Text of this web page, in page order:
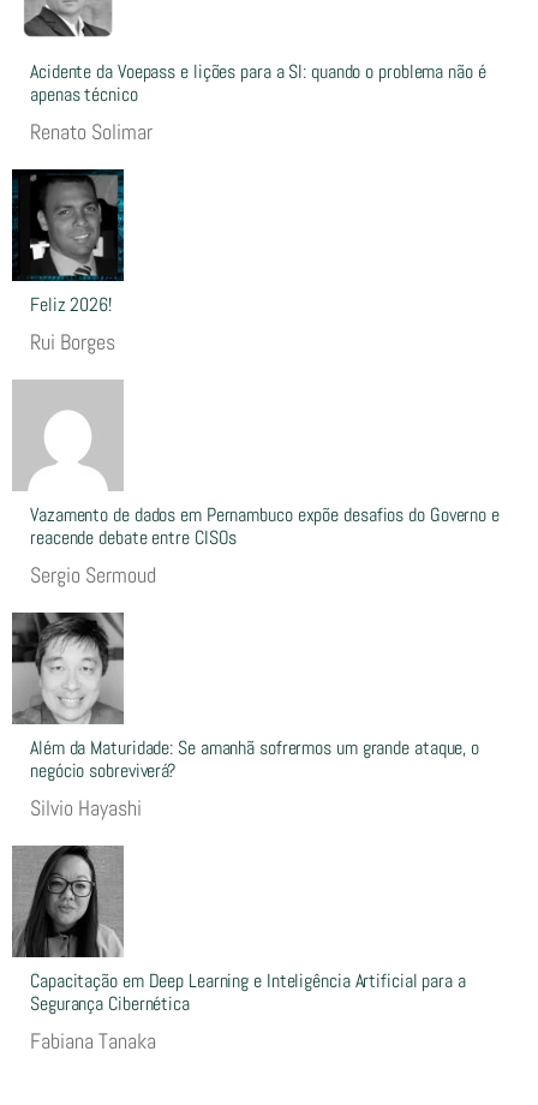
Acidente da Voepass e lições para a SI: quando o problema não é
apenas técnico
Renato Solimar
Feliz 2026!
Rui Borges
Vazamento de dados em Pernambuco expõe desafios do Governo e
reacende debate entre CISOs
Sergio Sermoud
Além da Maturidade: Se amanhã sofrermos um grande ataque, o
negócio sobreviverá?
Silvio Hayashi
Capacitação em Deep Learning e Inteligência Artificial para a
Segurança Cibernética
Fabiana Tanaka